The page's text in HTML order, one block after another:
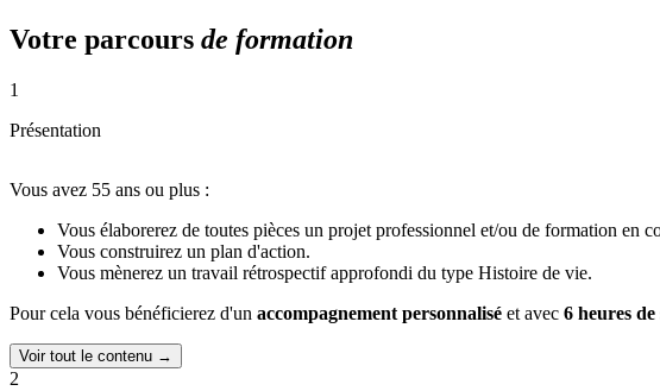
Votre parcours de formation
1
Présentation
Vous avez 55 ans ou plus :
Vous élaborerez de toutes pièces un projet professionnel et/ou de formation en
Vous construirez un plan d'action.
Vous mènerez un travail rétrospectif approfondi du type Histoire de vie.
Pour cela vous bénéficierez d'un accompagnement personnalisé et avec 6 heures
Voir tout le contenu →
2